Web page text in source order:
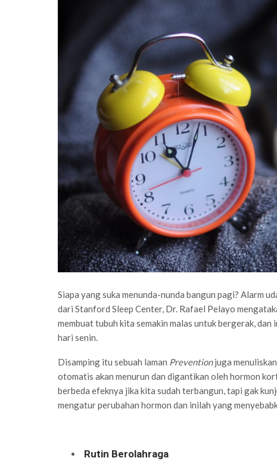
Siapa yang suka menunda-nunda bangun pagi? Alarm
dari Stanford Sleep Center, Dr. Rafael Pelayo
membuat tubuh kita semakin malas untuk bergerak,
hari senin.
Disamping itu sebuah laman Preventionjuga
otomatis akan menurun dan digantikan oleh hormon
berbeda efeknya jika kita sudah terbangun, tapi gak
mengatur perubahan hormon dan inilah yang
Rutin Berolahraga